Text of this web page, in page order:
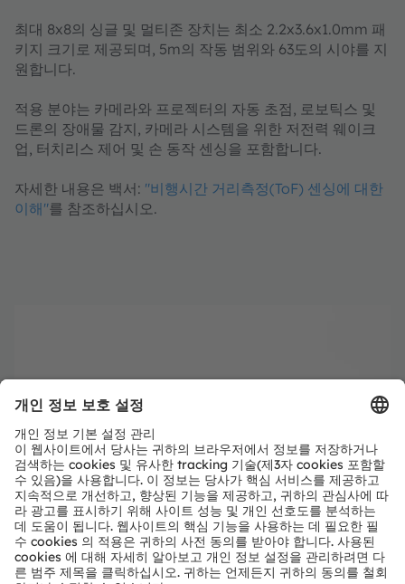
최대 8x8의 싱글 및 멀티존 장치는 최소 2.2x3.6x1.0mm 패
키지 크기로 제공되며, 5m의 작동 범위와 63도의 시야를 지
원합니다.
적용 분야는 카메라와 프로젝터의 자동 초점, 로보틱스 및
드론의 장애물 감지, 카메라 시스템을 위한 저전력 웨이크
업, 터치리스 제어 및 손 동작 센싱을 포함합니다.
자세한 내용은 백서: "비행시간 거리측정(ToF) 센싱에 대한
이해"를 참조하십시오.